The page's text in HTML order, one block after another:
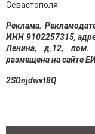
Севастополя.
Реклама.
ИНН 9102257315,
Ленина, д.12, пом.
размещена на сайте
2SDnjdwvt8Q